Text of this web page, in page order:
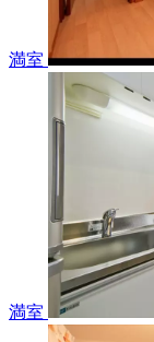
満室
満室